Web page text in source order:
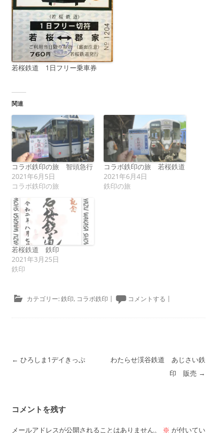
若桜鉄道 1日フリー乗車券
関連
コラボ鉄印の旅 智頭急行
2021年6月5日
コラボ鉄印の旅
コラボ鉄印の旅 若桜鉄道
2021年6月4日
鉄印の旅
若桜鉄道 鉄印
2021年3月25日
鉄印
カテゴリー:鉄印, コラボ鉄印 | コメントする |
投稿ナビゲーション
← ひろしま1デイきっぷ
わたらせ渓谷鉄道 あじさい鉄
印 販売 →
コメントを残す
メールアドレスが公開されることはありません。 ※ が付いてい